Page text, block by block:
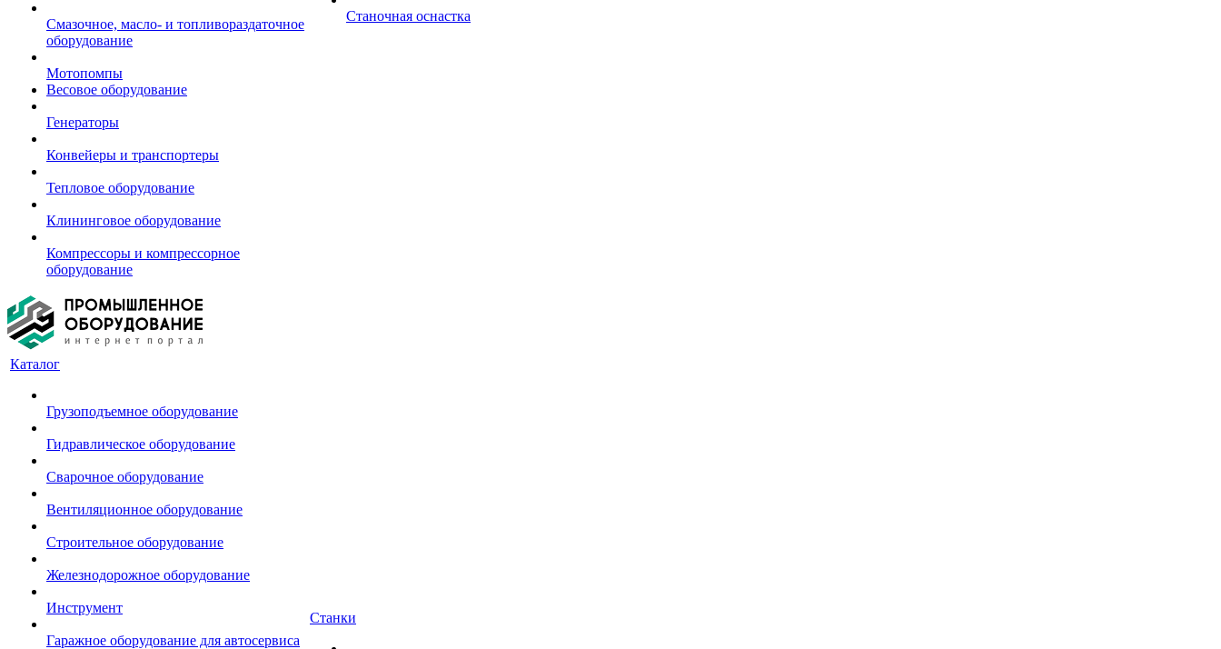
Смазочное, масло- и топливораздаточное
оборудование
Мотопомпы
Весовое оборудование
Генераторы
Конвейеры и транспортеры
Тепловое оборудование
Клининговое оборудование
Компрессоры и компрессорное
оборудование
Станочная оснастка
Каталог
Грузоподъемное оборудование
Гидравлическое оборудование
Сварочное оборудование
Вентиляционное оборудование
Строительное оборудование
Железнодорожное оборудование
Инструмент
Гаражное оборудование для автосервиса
Станки